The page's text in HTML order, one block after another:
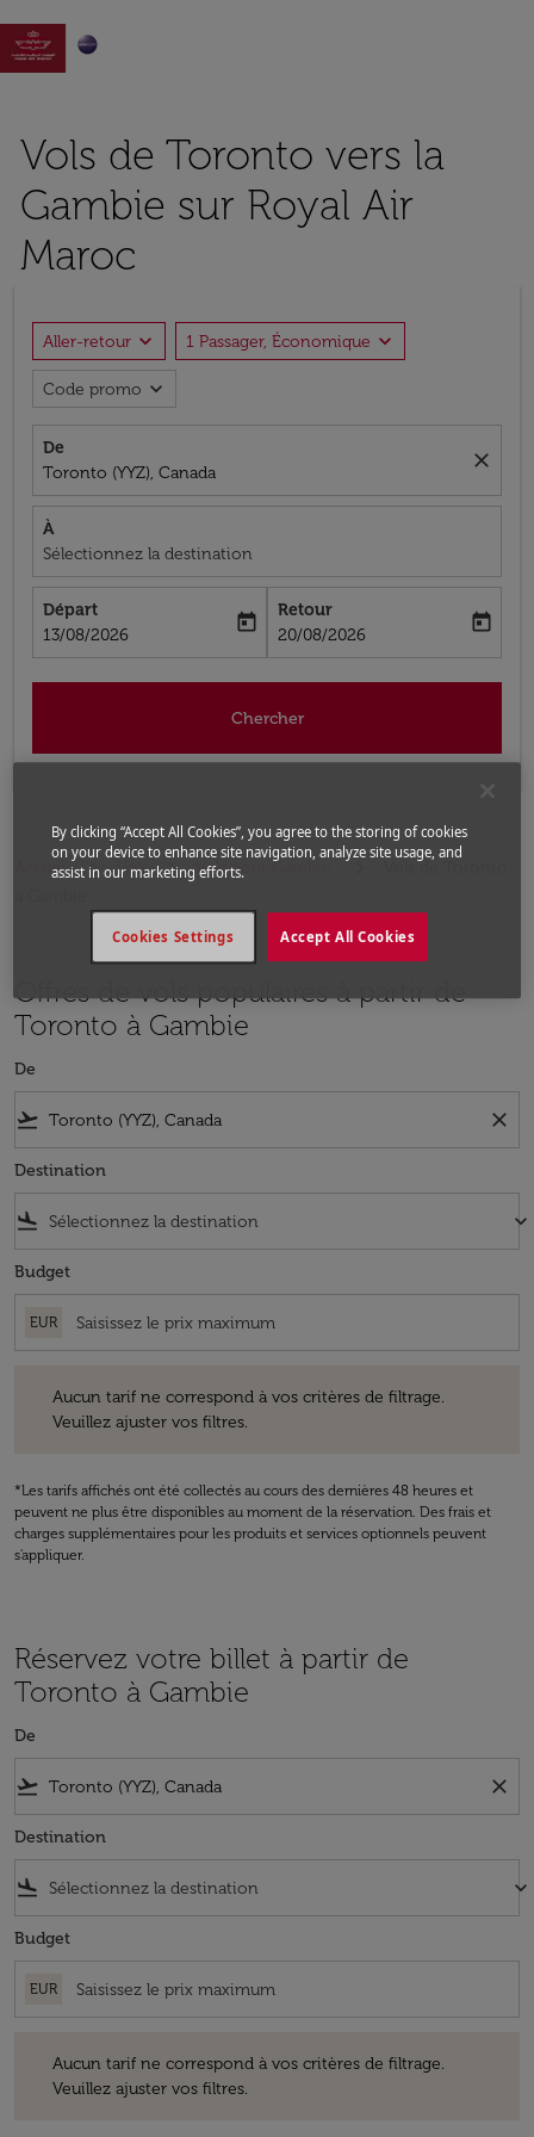

Vols de Toronto vers la
Gambie sur Royal Air
Maroc
Aller-retour expand_more 1 Passager, Économique expand_more
Code promo expand_more
De
Toronto (YYZ), Canada
close
À
Sélectionnez la destination
Départ
fc-booking-departure-date-aria-label
13/08/2026
today
Retour
fc-booking-return-date-aria-label
20/08/2026
today
Chercher
Accueil Vols Vols pour Gambie
Vols de Toronto
Offres de vols populaires à partir de
Toronto à Gambie
De
flight_takeoff close
Destination
flight_land keyboard_arrow_down
Budget
EUR
Aucun tarif ne correspond à vos critères de filtrage.
Veuillez ajuster vos filtres.
*Les tarifs affichés ont été collectés au cours des dernières 48 heures et
peuvent ne plus être disponibles au moment de la réservation. Des frais et
charges supplémentaires pour les produits et services optionnels peuvent
s'appliquer.
Réservez votre billet à partir de
Toronto à Gambie
De
flight_takeoff close
Destination
flight_land keyboard_arrow_down
Budget
EUR
Aucun tarif ne correspond à vos critères de filtrage.
Veuillez ajuster vos filtres.
By clicking “Accept All Cookies”, you agree to the storing of cookies
on your device to enhance site navigation, analyze site usage, and
assist in our marketing efforts.
Accept All Cookies
Cookies Settings